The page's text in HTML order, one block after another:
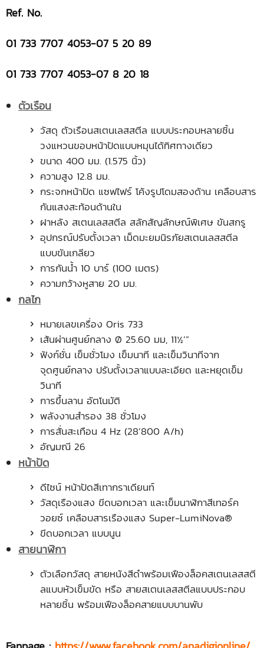
Ref. No.
01 733 7707 4053-07 5 20 89
01 733 7707 4053-07 8 20 18
ตัวเรือน
วัสดุ ตัวเรือนสเตนเลสสตีล แบบประกอบหลายชิ้น
วงแหวนขอบหน้าปัดแบบหมุนได้ทิศทางเดียว
ขนาด 400 มม. (1.575 นิ้ว)
ความสูง 12.8 มม.
กระจกหน้าปัด แซฟไฟร์ โค้งรูปโดมสองด้าน เคลือบสาร
กันแสงสะท้อนด้านใน
ฝาหลัง สเตนเลสสตีล สลักสัญลักษณ์พิเศษ ขันสกรู
อุปกรณ์ปรับตั้งเวลา เม็ดมะยมนิรภัยสเตนเลสสตีล
แบบขันเกลียว
การกันน้ำ 10 บาร์ (100 เมตร)
ความกว้างหูสาย 20 มม.
กลไก
หมายเลขเครื่อง Oris 733
เส้นผ่านศูนย์กลาง Ø 25.60 มม, 11½’”
ฟังก์ชั่น เข็มชั่วโมง เข็มนาที และเข็มวินาทีจาก
จุดศูนย์กลาง ปรับตั้งเวลาแบบละเอียด และหยุดเข็ม
วินาที
การขึ้นลาน อัตโนมัติ
พลังงานสำรอง 38 ชั่วโมง
การสั่นสะเทือน 4 Hz (28’800 A/h)
อัญมณี 26
หน้าปัด
ดีไซน์ หน้าปัดสีเทากราเดียนท์
วัสดุเรืองแสง ขีดบอกเวลา และเข็มนาฬิกาสีเทอร์ค
วอยซ์ เคลือบสารเรืองแสง Super-LumiNova®
ขีดบอกเวลา แบบนูน
สายนาฬิกา
ตัวเลือกวัสดุ สายหนังสีดำพร้อมเฟืองล็อคสเตนเลสสตี
ลแบบหัวเข็มขัด หรือ สายสเตนเลสสตีลแบบประกอบ
หลายชิ้น พร้อมเฟืองล็อคสายแบบบานพับ